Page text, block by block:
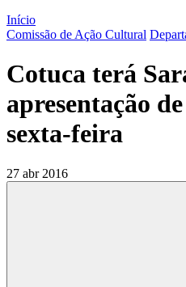
Início
Comissão de Ação Cultural
Cotuca terá
apresentação
sexta-feira
27 abr 2016